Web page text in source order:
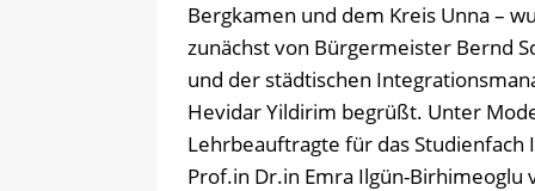
Bergkamen und dem Kreis Unna –
zunächst von Bürgermeister Bernd
und der städtischen
Hevidar Yildirim begrüßt. Unter
Lehrbeauftragte für das
Prof.in Dr.in Emra Ilgün-